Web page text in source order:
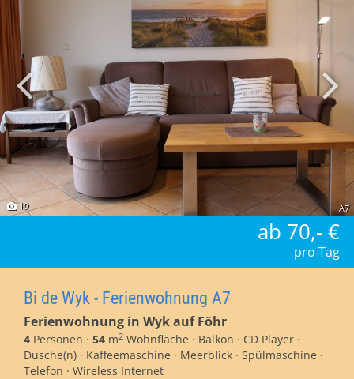
A7
10
ab 70,- €
pro Tag
Bi de Wyk - Ferienwohnung A7
Ferienwohnung in Wyk auf Föhr
4 Personen · 54 m2 Wohnfläche · Balkon · CD Player ·
Dusche(n) · Kaffeemaschine · Meerblick · Spülmaschine ·
Telefon · Wireless Internet